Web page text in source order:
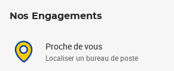
Nos Engagements
Proche de vous
Localiser un bureau de poste